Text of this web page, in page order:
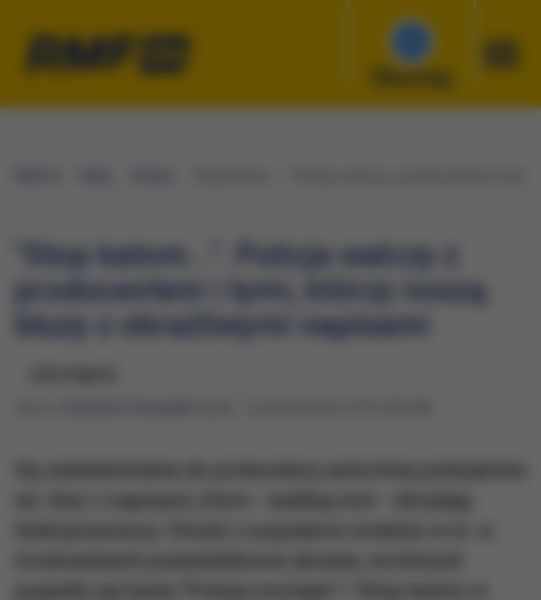
Słuchaj
"Stop katom...". Policja walczy z
producentem i tymi, którzy noszą
bluzy z obraźliwymi napisami